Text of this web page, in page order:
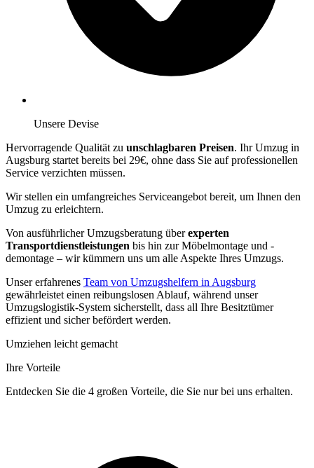
Unsere Devise
Hervorragende Qualität zu unschlagbaren Preisen. Ihr Umzug in
Augsburg startet bereits bei 29€, ohne dass Sie auf professionellen
Service verzichten müssen.
Wir stellen ein umfangreiches Serviceangebot bereit, um Ihnen den
Umzug zu erleichtern.
Von ausführlicher Umzugsberatung überexperten
Transportdienstleistungen bis hin zur Möbelmontage und -
demontage – wir kümmern uns um alle Aspekte Ihres Umzugs.
Unser erfahrenes Team von Umzugshelfern in Augsburg
gewährleistet einen reibungslosen Ablauf, während unser
Umzugslogistik-System sicherstellt, dass all Ihre Besitztümer
effizient und sicher befördert werden.
Umziehen leicht gemacht
Ihre Vorteile
Entdecken Sie die 4 großen Vorteile, die Sie nur bei uns erhalten.